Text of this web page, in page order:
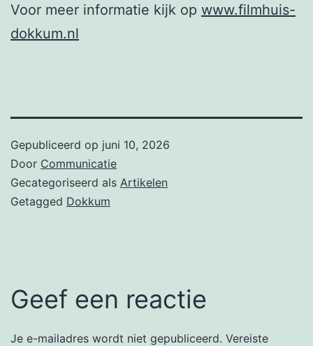
Voor meer informatie kijk op www.filmhuis-
dokkum.nl
Gepubliceerd op juni 10, 2026
Door Communicatie
Gecategoriseerd als Artikelen
Getagged Dokkum
Geef een reactie
Je e-mailadres wordt niet gepubliceerd. Vereiste